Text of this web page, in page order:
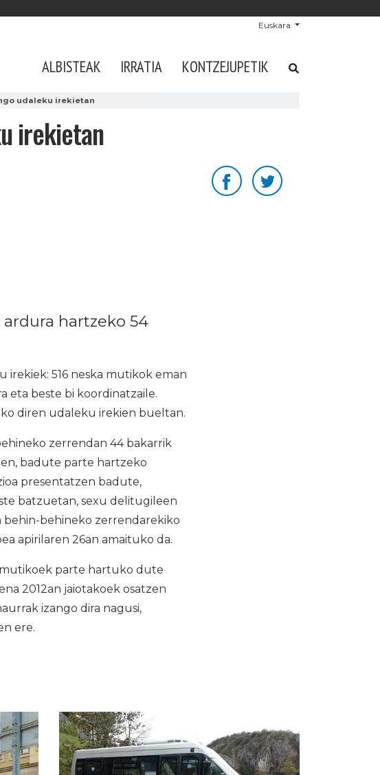
Euskara
ALBISTEAK IRRATIA KONTZEJUPETIK
udaleku irekietan
irekietan
hartzeko 54
516 neska mutikok eman
eta beste bi koordinatzaile.
diren udaleku irekien bueltan.
zerrendan 44 bakarrik
badute parte hartzeko
presentatzen badute,
batzuetan, sexu delitugileen
behineko zerrendarekiko
apirilaren 26an amaituko da.
mutikoek parte hartuko dute
2012an jaiotakoek osatzen
izango dira nagusi,
ere.